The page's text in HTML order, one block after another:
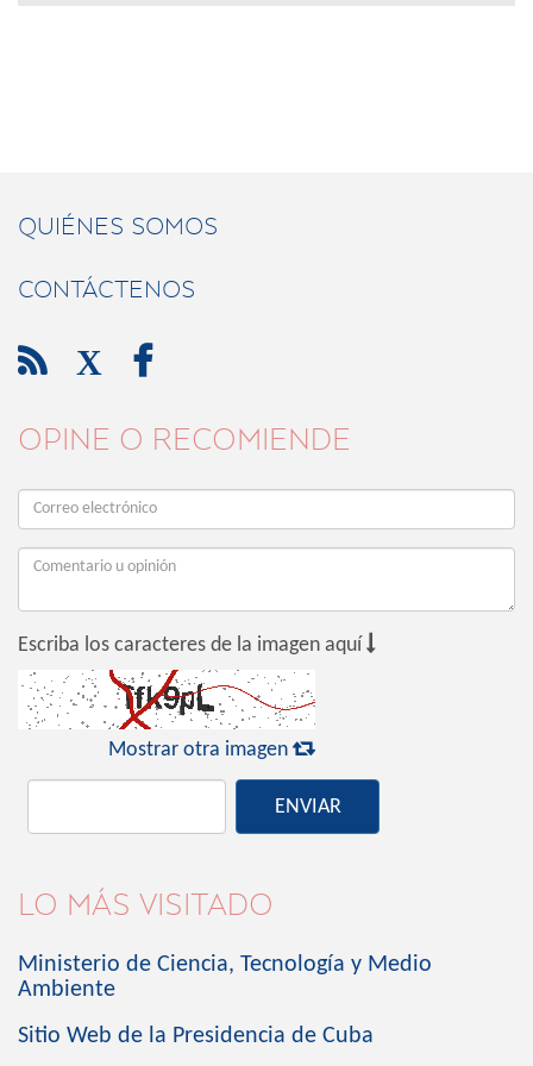
QUIÉNES SOMOS
CONTÁCTENOS
 X 
OPINE O RECOMIENDE
Escriba los caracteres de la imagen aquí 
Mostrar otra imagen 
ENVIAR
LO MÁS VISITADO
Ministerio de Ciencia, Tecnología y Medio
Ambiente
Sitio Web de la Presidencia de Cuba